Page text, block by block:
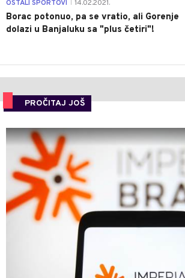
OSTALI SPORTOVI 14.02.2021.
Borac potonuo, pa se vratio, ali Gorenje
dolazi u Banjaluku sa "plus četiri"!
PROČITAJ JOŠ